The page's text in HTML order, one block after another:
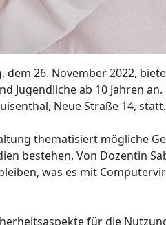
dem 26. November 2022,
Jugendliche ab 10 Jahren
Neue Straße 14,
thematisiert mögliche
bestehen. Von Dozentin
was es mit
für die